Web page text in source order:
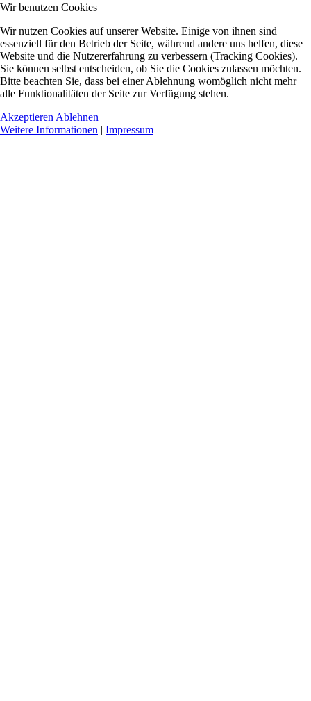
Wir benutzen Cookies
Wir nutzen Cookies auf unserer Website. Einige von ihnen sind
essenziell für den Betrieb der Seite, während andere uns helfen, diese
Website und die Nutzererfahrung zu verbessern (Tracking Cookies).
Sie können selbst entscheiden, ob Sie die Cookies zulassen möchten.
Bitte beachten Sie, dass bei einer Ablehnung womöglich nicht mehr
alle Funktionalitäten der Seite zur Verfügung stehen.
Akzeptieren Ablehnen
Weitere Informationen | Impressum